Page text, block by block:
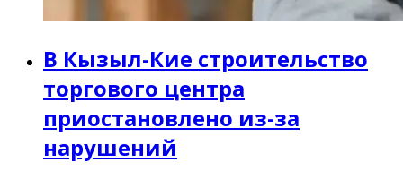
В Кызыл-Кие строительство
торгового центра
приостановлено из-за
нарушений